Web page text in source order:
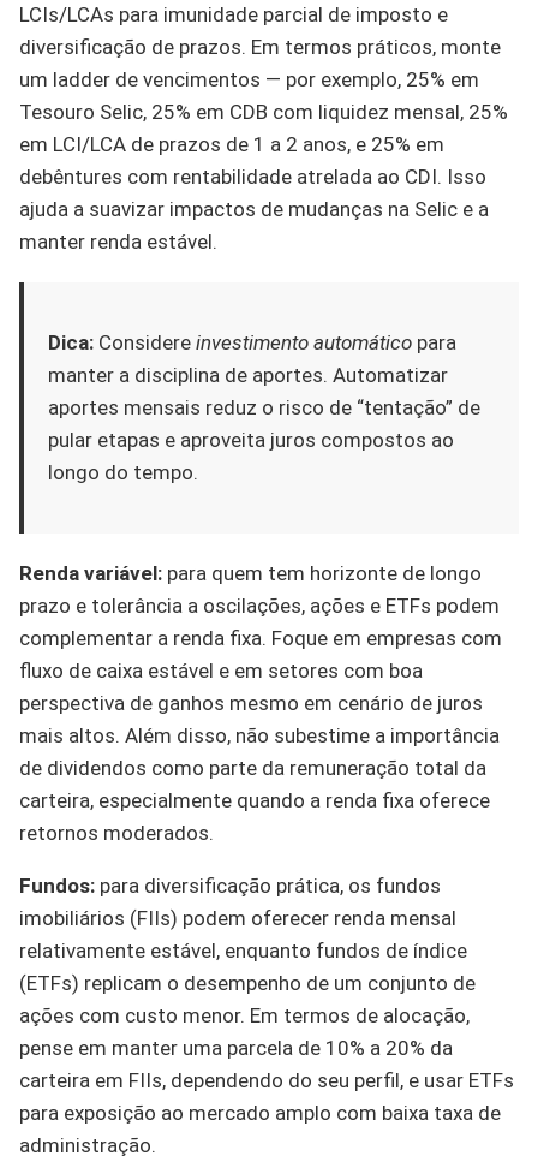
LCIs/LCAs para imunidade parcial de imposto e
diversificação de prazos. Em termos práticos, monte
um ladder de vencimentos — por exemplo, 25% em
Tesouro Selic, 25% em CDB com liquidez mensal, 25%
em LCI/LCA de prazos de 1 a 2 anos, e 25% em
debêntures com rentabilidade atrelada ao CDI. Isso
ajuda a suavizar impactos de mudanças na Selic e a
manter renda estável.
Dica: Considere investimento automático para
manter a disciplina de aportes. Automatizar
aportes mensais reduz o risco de “tentação” de
pular etapas e aproveita juros compostos ao
longo do tempo.
Renda variável: para quem tem horizonte de longo
prazo e tolerância a oscilações, ações e ETFs podem
complementar a renda fixa. Foque em empresas com
fluxo de caixa estável e em setores com boa
perspectiva de ganhos mesmo em cenário de juros
mais altos. Além disso, não subestime a importância
de dividendos como parte da remuneração total da
carteira, especialmente quando a renda fixa oferece
retornos moderados.
Fundos: para diversificação prática, os fundos
imobiliários (FIIs) podem oferecer renda mensal
relativamente estável, enquanto fundos de índice
(ETFs) replicam o desempenho de um conjunto de
ações com custo menor. Em termos de alocação,
pense em manter uma parcela de 10% a 20% da
carteira em FIIs, dependendo do seu perfil, e usar ETFs
para exposição ao mercado amplo com baixa taxa de
administração.